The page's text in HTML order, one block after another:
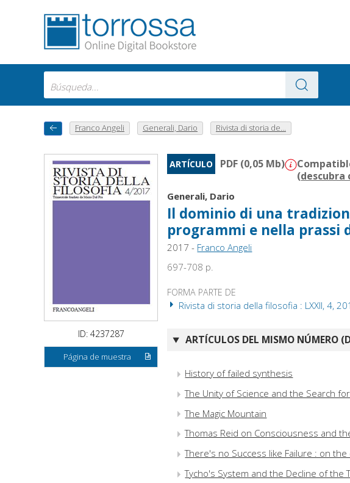
Franco Angeli Generali, Dario Rivista di storia de...
ID: 4237287
Página de muestra
ARTÍCULO PDF (0,05 Mb)
(descubra
Generali, Dario
Il dominio di una
programmi e nella
2017 - Franco Angeli
697-708 p.
FORMA PARTE DE
Rivista di storia della filosofia : LXXII, 4,
ARTÍCULOS DEL MISMO NÚMERO
History of failed synthesis
The Unity of Science and the Search
The Magic Mountain
Thomas Reid on Consciousness and
There's no Success like Failure : on
Tycho's System and the Decline of the